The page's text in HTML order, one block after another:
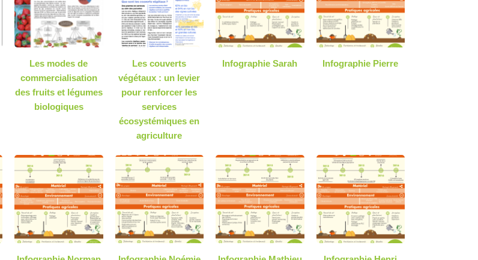
Les modes de
commercialisation
des fruits et légumes
biologiques
Les couverts
végétaux : un levier
pour renforcer les
services
écosystémiques en
agriculture
Infographie Sarah Infographie Pierre